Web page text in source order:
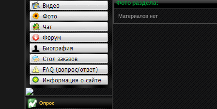
Опрос
Фото раздела:
Материалов нет